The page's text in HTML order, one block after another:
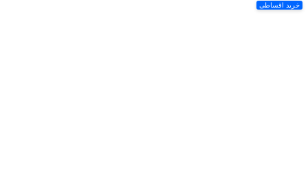
خرید اقساطی